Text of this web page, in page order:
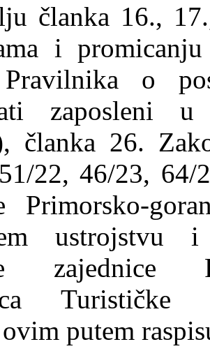
članka 16.,
i
o
zaposleni
članka 26.
22, 46/23, 64/
Primorsko-
ustrojstvu
zajednice
Turističke
putem